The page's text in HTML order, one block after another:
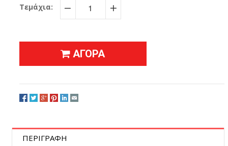
Τεμάχια:
− +
ΑΓΟΡΑ
ΠΕΡΙΓΡΑΦΗ